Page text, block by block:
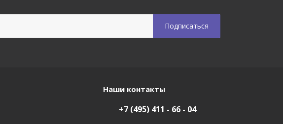
Наши контакты
+7 (495) 411 - 66 - 04